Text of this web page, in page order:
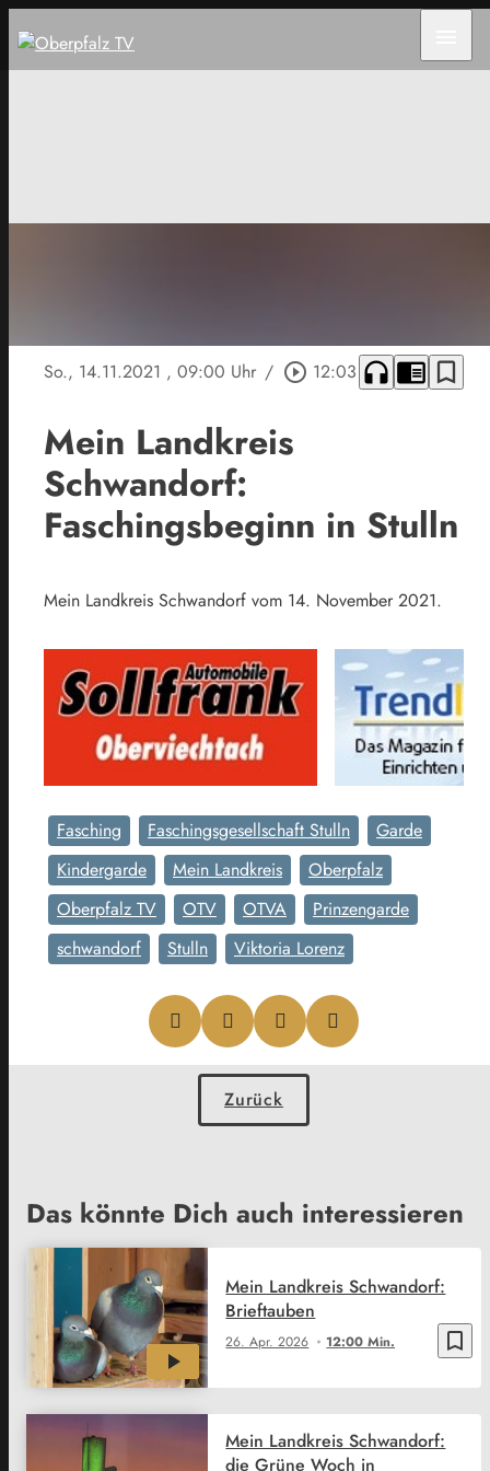
So., 14.11.2021 , 09:00 Uhr / play_circle_outline 12:03 headphones chrome_reader_mode bookmark_border
Mein Landkreis
Schwandorf:
Faschingsbeginn in Stulln
Mein Landkreis Schwandorf vom 14. November 2021.
Fasching Faschingsgesellschaft Stulln
Garde
Kindergarde
Mein Landkreis
Oberpfalz
Oberpfalz TV
OTV OTVA
Prinzengarde
schwandorf
Stulln Viktoria Lorenz
Zurück
Das könnte Dich auch interessieren
bookmark_border
26. Apr. 2026 12:00 Min.
Mein Landkreis Schwandorf:
Brieftauben
Mein Landkreis Schwandorf:
die Grüne Woch in